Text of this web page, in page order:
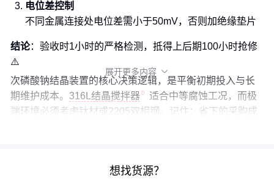
电位差控制
不同金属连接处电位差需小于50mV，否则加绝缘垫片
结论：验收时1小时的严格检测，抵得上后期100小时抢修
⚠️
次磷酸钠结晶装置的核心决策逻辑，是平衡初期投入与长
期维护成本。 316L结晶搅拌器
适合中等腐蚀工况，而极
端环境必须考虑钛材或2205双相钢。记住：省下的采购成
展开更多内容 
想找货源？